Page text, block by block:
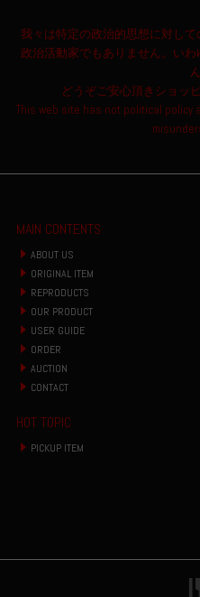
我々は特定の政治的思想に対して
政治活動家でもありません。い
どうぞご安心頂きショッ
This web site has not political policy
MAIN CONTENTS
ABOUT US
ORIGINAL ITEM
REPRODUCTS
OUR PRODUCT
USER GUIDE
ORDER
AUCTION
CONTACT
HOT TOPIC
PICKUP ITEM